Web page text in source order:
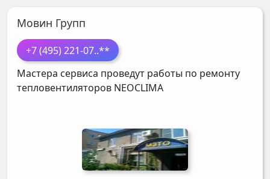
Мовин Групп
+7 (495) 221-07..**
Мастера сервиса проведут работы по ремонту
тепловентиляторов NEOCLIMA